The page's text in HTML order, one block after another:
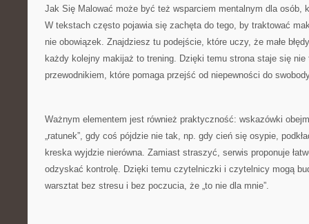
Jak Się Malować może być też wsparciem mentalnym dla osób,
W tekstach często pojawia się zachęta do tego, by traktować
nie obowiązek. Znajdziesz tu podejście, które uczy, że małe
każdy kolejny makijaż to trening. Dzięki temu strona staje się
przewodnikiem, które pomaga przejść od niepewności do
Ważnym elementem jest również praktyczność: wskazówki
„ratunek”, gdy coś pójdzie nie tak, np. gdy cień się osypie,
kreska wyjdzie nierówna. Zamiast straszyć, serwis proponuje
odzyskać kontrolę. Dzięki temu czytelniczki i czytelnicy mogą
warsztat bez stresu i bez poczucia, że „to nie dla mnie”.